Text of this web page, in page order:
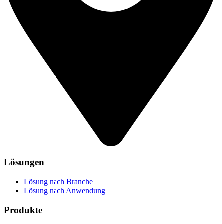
Lösungen
Lösung nach Branche
Lösung nach Anwendung
Produkte